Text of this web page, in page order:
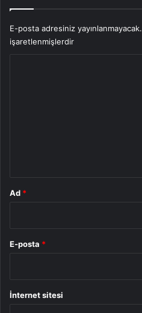
E-posta adresiniz yayınlanmayacak.
işaretlenmişlerdir
Ad *
E-posta *
İnternet sitesi